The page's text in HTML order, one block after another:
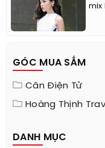
mix
GÓC MUA SẮM
Cân Điện Tử
Hoàng Thịnh
DANH MỤC